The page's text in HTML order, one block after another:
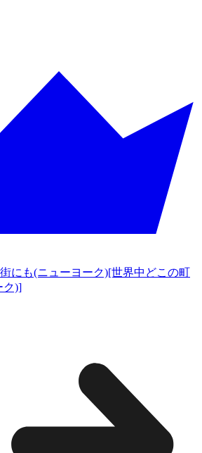
にも(ニューヨーク)[世界中どこの町
ク)]